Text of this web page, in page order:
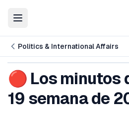
Toggle Menu
Politics & International Affairs
🔴 Los minutos
19 semana de